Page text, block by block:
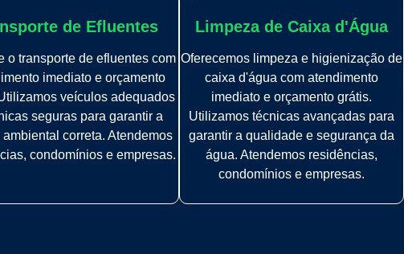
de Efluentes
o transporte de efluentes com
imediato e orçamento
veículos adequados
seguras para garantir a
ambiental correta. Atendemos
condomínios e empresas.
Limpeza de Caixa d'Água
Oferecemos limpeza e higienização de
caixa d'água com atendimento
imediato e orçamento grátis.
Utilizamos técnicas avançadas para
garantir a qualidade e segurança da
água. Atendemos residências,
condomínios e empresas.